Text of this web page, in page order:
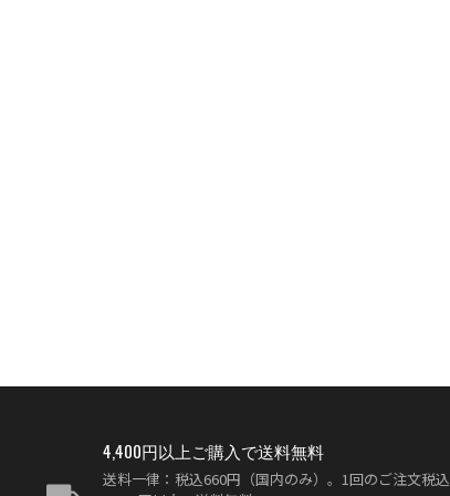
4,400円以上ご購入で送料無料
送料一律：税込660円（国内のみ）。1回のご注文税込